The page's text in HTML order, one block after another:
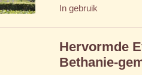
In gebruik
Hervormde
Bethanie-